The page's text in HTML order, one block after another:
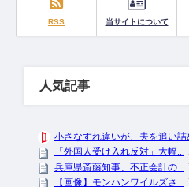
RSS 当サイトについて
人気記事